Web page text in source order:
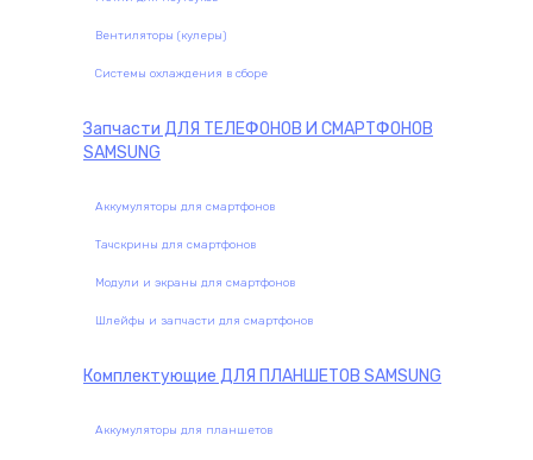
Вентиляторы (кулеры)
Системы охлаждения в сборе
Запчасти ДЛЯ ТЕЛЕФОНОВ И СМАРТФОНОВ
SAMSUNG
Аккумуляторы для смартфонов
Тачскрины для смартфонов
Модули и экраны для смартфонов
Шлейфы и запчасти для смартфонов
Комплектующие ДЛЯ ПЛАНШЕТОВ SAMSUNG
Аккумуляторы для планшетов